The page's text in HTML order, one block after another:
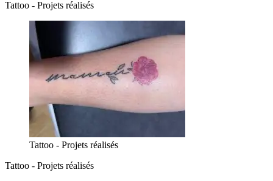
Tattoo - Projets réalisés
Tattoo - Projets réalisés
Tattoo - Projets réalisés